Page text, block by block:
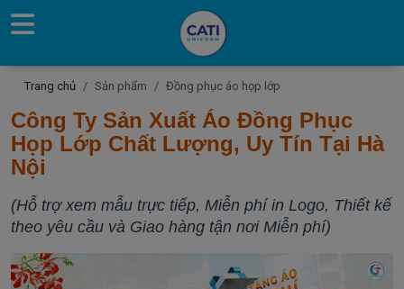
Trang chủ Sản phẩm Đồng phục áo họp lớp
Công Ty Sản Xuất Áo Đồng Phục
Họp Lớp Chất Lượng, Uy Tín Tại Hà
Nội
(Hỗ trợ xem mẫu trực tiếp, Miễn phí in Logo, Thiết kế
theo yêu cầu và Giao hàng tận nơi Miễn phí)